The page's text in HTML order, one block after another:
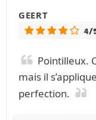
GEERT
4/
Pointilleux.
mais il
perfection.